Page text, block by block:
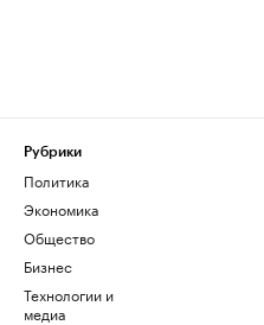
Рубрики
Политика
Экономика
Общество
Бизнес
Технологии и
медиа